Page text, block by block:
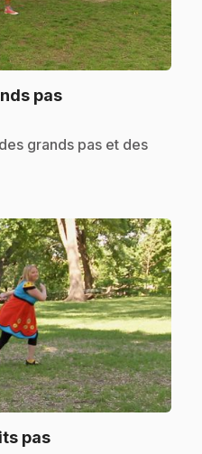
pas.
grands pas et des
pas.